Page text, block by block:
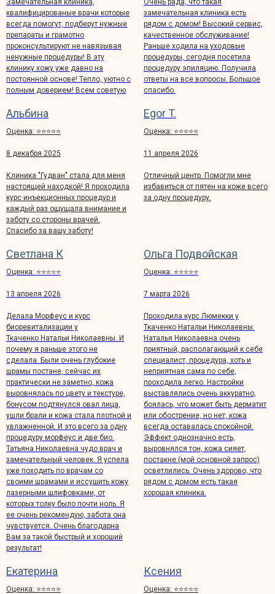
Замечательная клиника,
квалифицированые врачи которые
всегда помогут, подберут нужные
препараты и грамотно
проконсультируют не навязывая
ненужные процедуры! В эту
клинику хожу уже давно на
постоянной основе! Тепло, уютно с
полным доверием! Всем советую
Очень рада, что такая
замечательная клиника есть
рядом с домом! Высокий сервис,
качественное обслуживание!
Раньше ходила на уходовые
процедуры, сегодня посетила
процедуру эпиляцию. Получила
ответы на все вопросы. Большое
спасибо.
Альбина
Оценка: ⭐️⭐️⭐️⭐️⭐️
8 декабря 2025
Клиника "Гудван" стала для меня
настоящей находкой! Я проходила
курс инъекционных процедур и
каждый раз ощущала внимание и
заботу со стороны врачей.
Спасибо за вашу заботу!
Egor T.
Оценка: ⭐️⭐️⭐️⭐️⭐️
11 апреля 2026
Отличный центр. Помогли мне
избавиться от пятен на коже всего
за одну процедуру.
Светлана К
Оценка: ⭐️⭐️⭐️⭐️⭐️
13 апреля 2026
Делала Морфеус и курс
биоревитализации у
Ткаченко Натальи Николаевны. И
почему я раньше этого не
сделала. Были очень глубокие
шрамы постане, сейчас их
практически не заметно, кожа
выровнялась по цвету и текстуре,
бонусом подтянулся овал лица,
ушли брали и кожа стала плотной и
увлажненной. И это всего за одну
процедуру морфеус и две био.
Татьяна Николаевна чудо врач и
замечательный человек. Я успела
уже походить по врачам со
своими шрамами и иссушить кожу
лазерными шлифовками, от
которых толку было почти ноль. Я
ее очень рекомендую, забота она
чувствуется. Очень благодарна
Вам за такой быстрый и хороший
результат!
Ольга Подвойская
Оценка: ⭐️⭐️⭐️⭐️⭐️
7 марта 2026
Проходила курс Люмекки у
Ткаченко Натальи Николаевны.
Наталья Николаевна очень
приятный, располагающий к себе
специалист, процедура, хоть и
неприятная сама по себе,
проходила легко. Настройки
выставлялись очень аккуратно,
боялась, что может быть дерматит
или обострение, но нет, кожа
всегда оставалась спокойной.
Эффект однозначно есть,
выровнялся тон, кожа сияет,
постакне (мой основной запрос)
осветлились. Очень здорово, что
рядом с домом есть такая
хорошая клиника.
Екатерина
Оценка: ⭐️⭐️⭐️⭐️⭐️
Ксения
Оценка: ⭐️⭐️⭐️⭐️⭐️
О клинике
Новости
Отзывы
Акции
Вакансии
Контакты
Правовая
информация